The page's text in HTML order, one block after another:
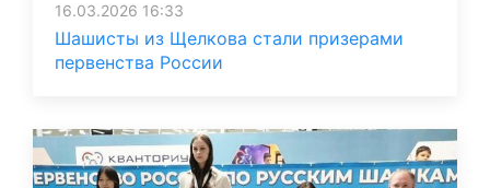
16.03.2026 16:33
Шашисты из Щелкова стали призерами
первенства России